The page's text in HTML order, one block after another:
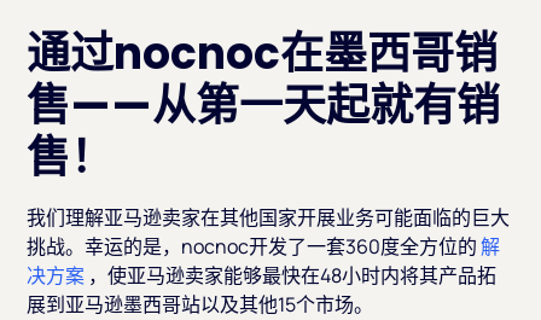
通过nocnoc在墨西哥销
售——从第一天起就有销
售！
我们理解亚马逊卖家在其他国家开展业务可能面临的巨大
挑战。幸运的是，nocnoc开发了一套360度全方位的解
决方案 ，使亚马逊卖家能够最快在48小时内将其产品拓
展到亚马逊墨西哥站以及其他15个市场。